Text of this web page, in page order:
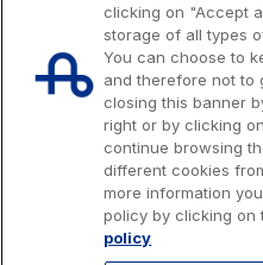
Issued capital € 622.027.000,00,
Tax code, VAT number and Rome
clicking on "Accept
storage of all types
You can choose to
and therefore not to
closing this banner
right or by clicking
continue browsing
different cookies
more information
policy by clicking on
policy